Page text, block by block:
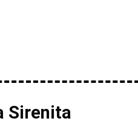
Sirenita